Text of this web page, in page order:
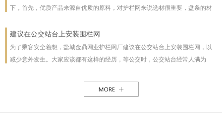
南跨越交通护栏网，护栏网南侧由西向东行驶的车辆急速行驶，两人在等待约1
一名志愿者称，据她观察，从7时30分至10时30分，约有30人在该路段跨越交通
下，首先，优质产品来源自优质的原料，对护栏网来说选材很重要，盘条的材
以下，我们为客户做了如下分析：1、护栏网网片质量，网片是由不同规格的盘
条（铁丝）焊接而成的，盘条的直径与强度直接影响到网片的质量，在选丝方
面应选择是由正规厂家生产的优质盘条拉出来的成品铁丝；其次是网片的焊接
能力，通常好的网片是每一个焊接或编制点都能够很好的连接。正规护栏网生
产厂，都是采用全自动焊接机来生产的，而一起小厂则采用手工焊接，通常质
建议在公交站台上安装围栏网
为了乘客安全着想，盐城金鼎网业护栏网厂建议在公交站台上安装围栏网，以
减少意外发生。大家应该都有这样的经历，等公交时，公交站台经常人满为
路线图朝的是非机动车道，便于观看，乘客不得不走下站台，而且上车下车都
是人挤人，这些情况均增加了乘客的危险性，如果在站台旁安装了围栏网，那